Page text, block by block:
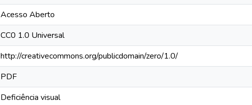
Acesso Aberto
CC0 1.0 Universal
http://creativecommons.org/publicdomain/zero/1.0/
PDF
Deficiência visual